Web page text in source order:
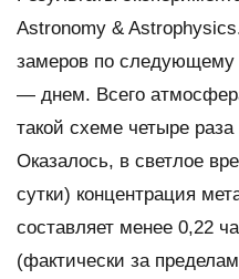
Astronomy & Astrophysics
замеров по
— днем. Всего
такой схеме четыре
Оказалось, в светлое
сутки) концентрация
составляет менее 0,22
(фактически за